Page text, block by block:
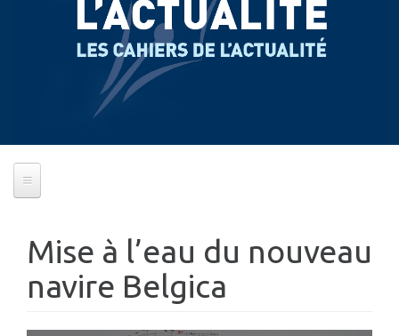
Mise à l’eau du nouveau
navire Belgica